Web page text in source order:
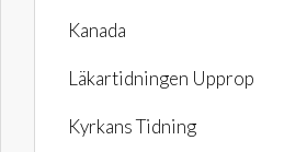
Kanada
Läkartidningen Upprop
Kyrkans Tidning